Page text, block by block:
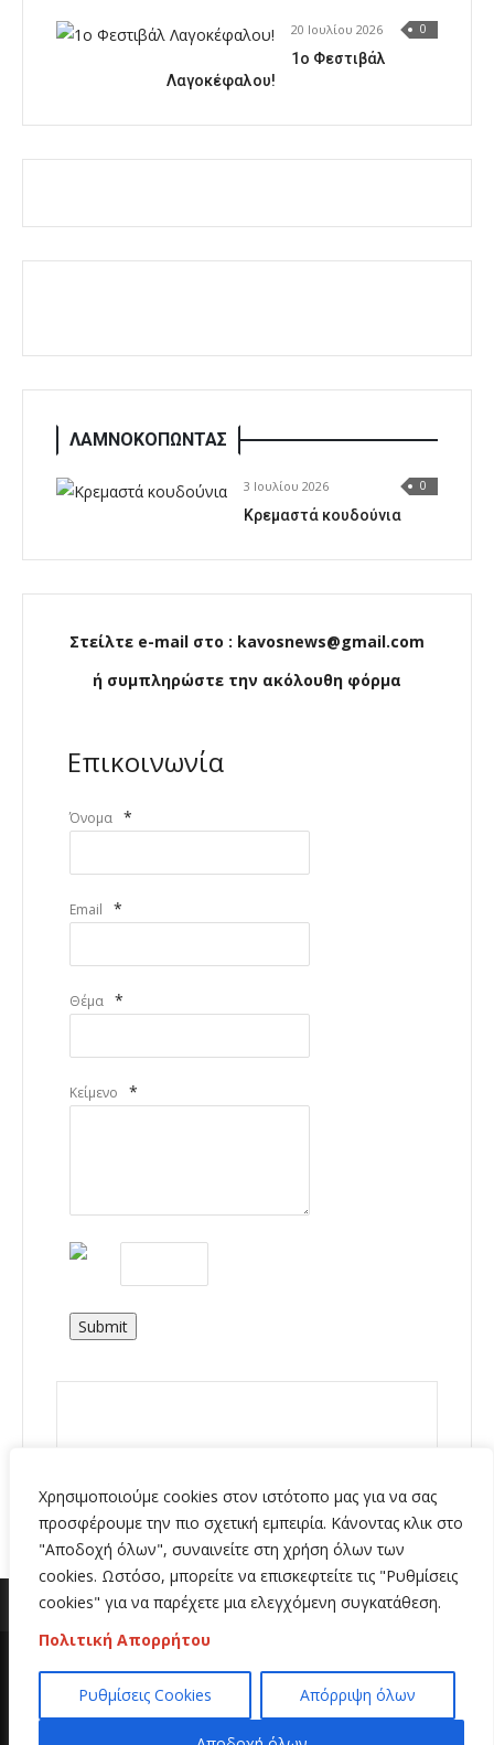
Χρησιμοποιούμε cookies στον ιστότοπο μας για να σας
προσφέρουμε την πιο σχετική εμπειρία. Κάνοντας κλικ στο
"Αποδοχή όλων", συναινείτε στη χρήση όλων των
cookies. Ωστόσο, μπορείτε να επισκεφτείτε τις "Ρυθμίσεις
cookies" για να παρέχετε μια ελεγχόμενη συγκατάθεση.
Πολιτική Απορρήτου
Ρυθμίσεις Cookies Απόρριψη όλων
20 Ιουλίου 2026 0
1o Φεστιβάλ
Λαγοκέφαλου!
ΛΑΜΝΟΚΟΠΩΝΤΑΣ
3 Ιουλίου 2026 0
Κρεμαστά κουδούνια
Στείλτε e-mail στο : kavosnews@gmail.com
ή συμπληρώστε την ακόλουθη φόρμα
Επικοινωνία
Όνομα *
Email *
Θέμα *
Κείμενο *
Submit
Copyright 2020 | All Rights Reserved | Κατασκευή
ιστοσελίδων
Hi Web